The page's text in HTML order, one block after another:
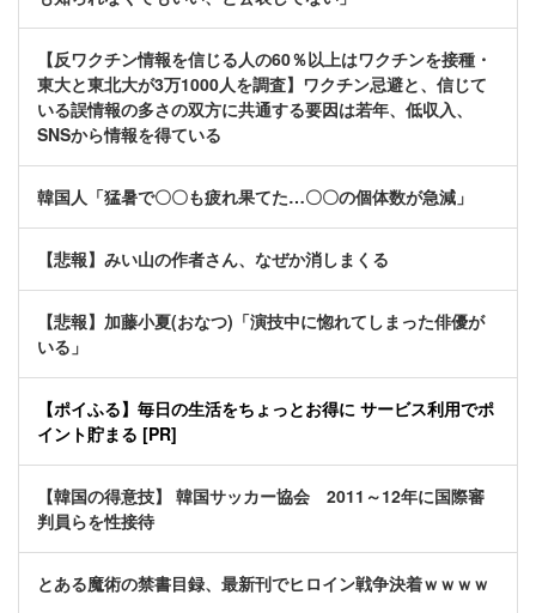
【反ワクチン情報を信じる人の60％以上はワクチンを接種・
東大と東北大が3万1000人を調査】ワクチン忌避と、信じて
いる誤情報の多さの双方に共通する要因は若年、低収入、
SNSから情報を得ている
韓国人「猛暑で〇〇も疲れ果てた…〇〇の個体数が急減」
【悲報】みい山の作者さん、なぜか消しまくる
【悲報】加藤小夏(おなつ)「演技中に惚れてしまった俳優が
いる」
【ポイふる】毎日の生活をちょっとお得に サービス利用でポ
イント貯まる [PR]
【韓国の得意技】 韓国サッカー協会 2011～12年に国際審
判員らを性接待
とある魔術の禁書目録、最新刊でヒロイン戦争決着ｗｗｗｗ